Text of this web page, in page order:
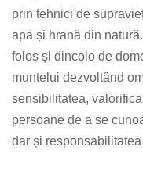
prin tehnici de
apă și hrană din
folos și dincolo de
muntelui dezvoltând
sensibilitatea,
persoane de a se
dar și